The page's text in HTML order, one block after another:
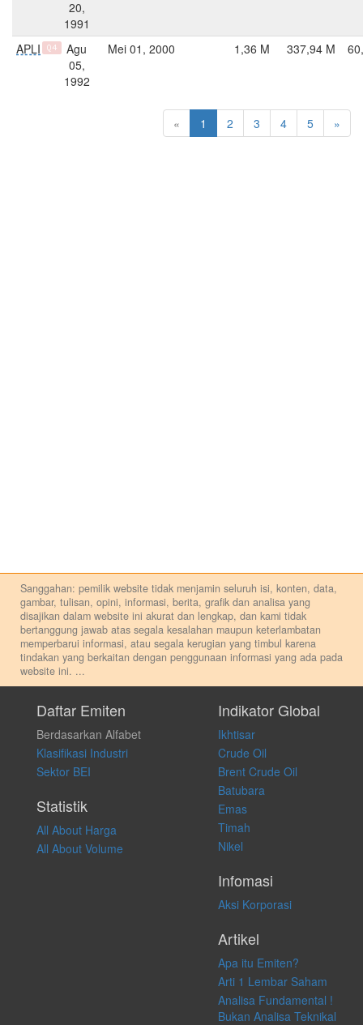
20,
1991
APLI
Q4
Agu
05,
1992
Mei 01, 2000 1,36 M 337,94 M
« 1 2 3 4 5 »
Sanggahan: pemilik website tidak menjamin seluruh isi, konten, data,
gambar, tulisan, opini, informasi, berita, grafik dan analisa yang
disajikan dalam website ini akurat dan lengkap, dan kami tidak
bertanggung jawab atas segala kesalahan maupun keterlambatan
memperbarui informasi, atau segala kerugian yang timbul karena
tindakan yang berkaitan dengan penggunaan informasi yang ada pada
website ini. ...
pribadi. Kami tidak memberi anjuran, saran, rekomendasi untuk
membeli, menjual atau melakukan aktivitas lain yang terkait dengan
transaksi perdagangan apapun, dan kami tidak bertanggung jawab
atas keputusan investasi yang dilakukan dalam kondisi dan situasi
apapun juga, yang diakibatkan secara langsung maupun tidak
langsung atas konten pada website ini.
Daftar Emiten
Berdasarkan Alfabet
Klasifikasi Industri
Sektor BEI
Statistik
All About Harga
All About Volume
Indikator Global
Ikhtisar
Crude Oil
Brent Crude Oil
Batubara
Emas
Timah
Nikel
Infomasi
Aksi Korporasi
Artikel
Apa itu Emiten?
Arti 1 Lembar Saham
Analisa Fundamental !
Bukan Analisa Teknikal